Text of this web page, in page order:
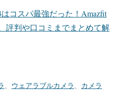
コスパ最強だった！ Amazfit
評判や口コミまでまとめて解
ウェアラブルカメラ カメラ